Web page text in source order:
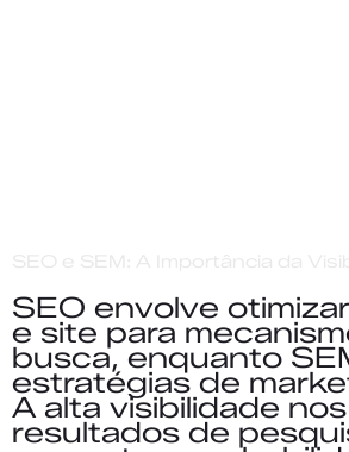
SEO envolve
e site para
busca, enquanto
estratégias de
A alta visibilidade nos
resultados de